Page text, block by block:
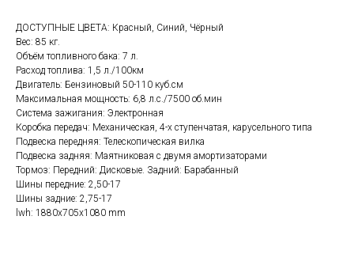
ДОСТУПНЫЕ ЦВЕТА: Красный, Синий, Чёрный
Вес: 85 кг.
Объём топливного бака: 7 л.
Расход топлива: 1,5 л./100км
Двигатель: Бензиновый 50-110 куб.см
Максимальная мощность: 6,8 л.с./7500 об.мин
Система зажигания: Электронная
Коробка передач: Механическая, 4-х ступенчатая, карусельного типа
Подвеска передняя: Телескопическая вилка
Подвеска задняя: Маятниковая с двумя амортизаторами
Тормоз: Передний: Дисковые. Задний: Барабанный
Шины передние: 2,50-17
Шины задние: 2,75-17
lwh: 1880x705x1080 mm